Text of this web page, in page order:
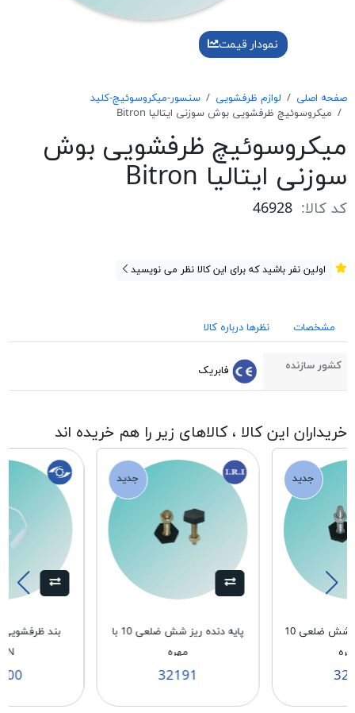
نمودار قیمت
صفحه اصلی لوازم ظرفشویی
سنسور-میکروسوئیچ-کلید
ميكروسوئيچ ظرفشويی بوش سوزنی ايتاليا Bitron
ميكروسوئيچ ظرفشويی بوش
سوزنی ايتاليا Bitron
کد کالا: 46928
اولین نفر باشید که برای این کالا نظر می نویسید
مشخصات نظرها درباره کالا
کشور سازنده فابریک
خریداران این کالا ، کالاهای زیر را هم خریده اند
جدید
پايه دنده درشت شش ضلعی 10
جدید
پايه دنده ريز شش ضلعی 10 با
مهره
32191
بند